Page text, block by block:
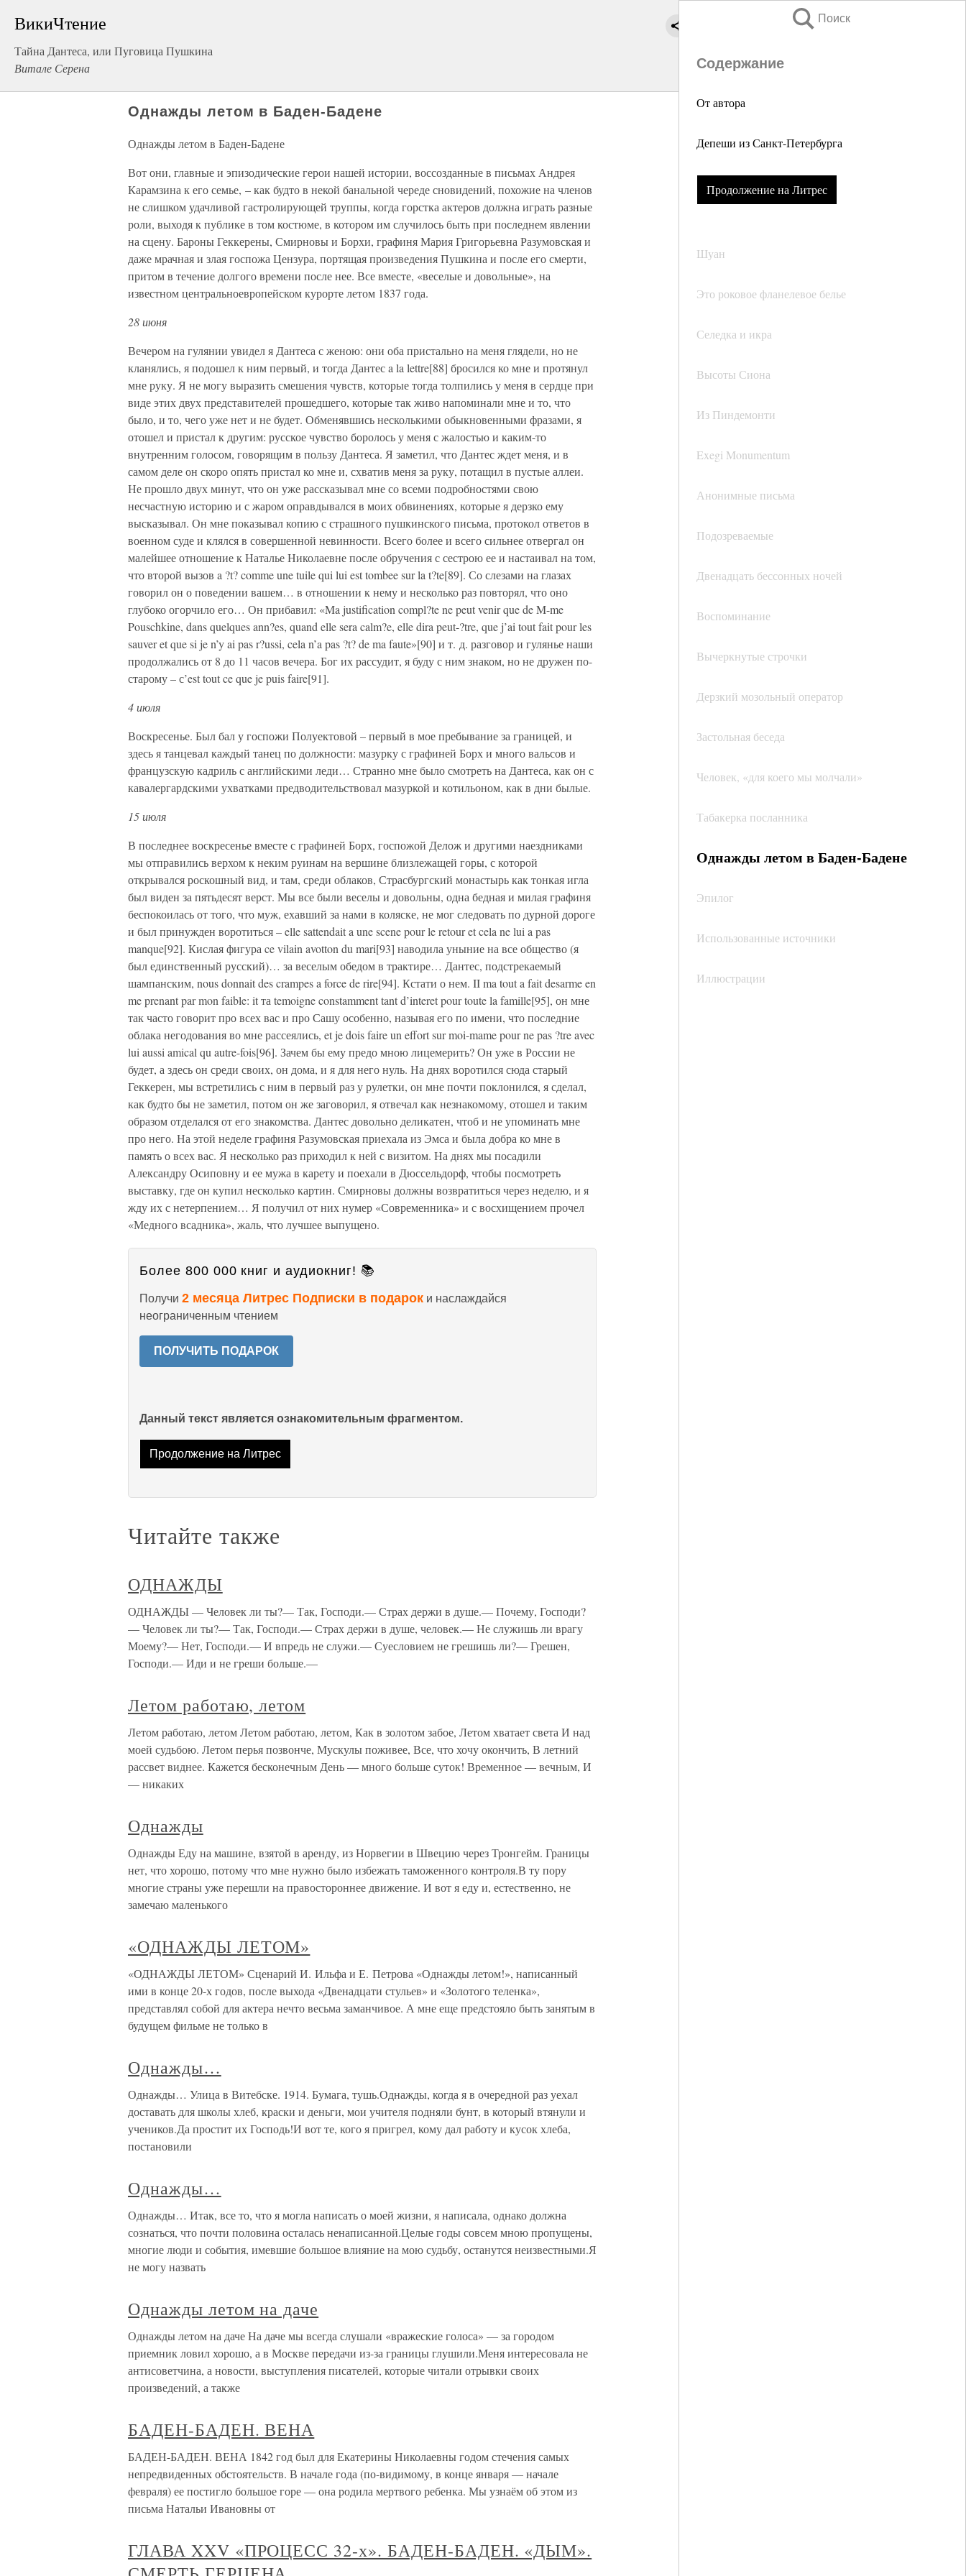
ВикиЧтение
Тайна Дантеса, или Пуговица Пушкина
Витале Серена
Поиск
Содержание
От автора
Депеши из Санкт-Петербурга
Продолжение на Литрес
Шуан
Это роковое фланелевое белье
Селедка и икра
Высоты Сиона
Из Пиндемонти
Exegi Monumentum
Анонимные письма
Подозреваемые
Двенадцать бессонных ночей
Воспоминание
Вычеркнутые строчки
Дерзкий мозольный оператор
Застольная беседа
Человек, «для коего мы молчали»
Табакерка посланника
Однажды летом в Баден-Бадене
Эпилог
Использованные источники
Иллюстрации
Однажды летом в Баден-Бадене
Однажды летом в Баден-Бадене
Вот они, главные и эпизодические герои нашей истории, воссозданные в письмах Андрея
Карамзина к его семье, – как будто в некой банальной череде сновидений, похожие на членов
не слишком удачливой гастролирующей труппы, когда горстка актеров должна играть разные
роли, выходя к публике в том костюме, в котором им случилось быть при последнем явлении
на сцену. Бароны Геккерены, Смирновы и Борхи, графиня Мария Григорьевна Разумовская и
даже мрачная и злая госпожа Цензура, портящая произведения Пушкина и после его смерти,
притом в течение долгого времени после нее. Все вместе, «веселые и довольные», на
известном центральноевропейском курорте летом 1837 года.
28 июня
Вечером на гулянии увидел я Дантеса с женою: они оба пристально на меня глядели, но не
кланялись, я подошел к ним первый, и тогда Дантес a la lettre[88] бросился ко мне и протянул
мне руку. Я не могу выразить смешения чувств, которые тогда толпились у меня в сердце при
виде этих двух представителей прошедшего, которые так живо напоминали мне и то, что
было, и то, чего уже нет и не будет. Обменявшись несколькими обыкновенными фразами, я
отошел и пристал к другим: русское чувство боролось у меня с жалостью и каким-то
внутренним голосом, говорящим в пользу Дантеса. Я заметил, что Дантес ждет меня, и в
самом деле он скоро опять пристал ко мне и, схватив меня за руку, потащил в пустые аллеи.
Не прошло двух минут, что он уже рассказывал мне со всеми подробностями свою
несчастную историю и с жаром оправдывался в моих обвинениях, которые я дерзко ему
высказывал. Он мне показывал копию с страшного пушкинского письма, протокол ответов в
военном суде и клялся в совершенной невинности. Всего более и всего сильнее отвергал он
малейшее отношение к Наталье Николаевне после обручения с сестрою ее и настаивал на том,
что второй вызов a ?t? comme une tuile qui lui est tombee sur la t?te[89]. Со слезами на глазах
говорил он о поведении вашем… в отношении к нему и несколько раз повторял, что оно
глубоко огорчило его… Он прибавил: «Ma justification compl?te ne peut venir que de M-me
Pouschkine, dans quelques ann?es, quand elle sera calm?e, elle dira peut-?tre, que j’ai tout fait pour les
sauver et que si je n’y ai pas r?ussi, cela n’a pas ?t? de ma faute»[90] и т. д. разговор и гулянье наши
продолжались от 8 до 11 часов вечера. Бог их рассудит, я буду с ним знаком, но не дружен по-
старому – с’est tout ce que je puis faire[91].
4 июля
Воскресенье. Был бал у госпожи Полуектовой – первый в мое пребывание за границей, и
здесь я танцевал каждый танец по должности: мазурку с графиней Борх и много вальсов и
французскую кадриль с английскими леди… Странно мне было смотреть на Дантеса, как он с
кавалергардскими ухватками предводительствовал мазуркой и котильоном, как в дни былые.
15 июля
В последнее воскресенье вместе с графиней Борх, госпожой Делож и другими наездниками
мы отправились верхом к неким руинам на вершине близлежащей горы, с которой
открывался роскошный вид, и там, среди облаков, Страсбургский монастырь как тонкая игла
был виден за пятьдесят верст. Мы все были веселы и довольны, одна бедная и милая графиня
беспокоилась от того, что муж, ехавший за нами в коляске, не мог следовать по дурной дороге
и был принужден воротиться – elle sattendait a une scene pour le retour et cela ne lui a pas
manque[92]. Кислая фигура ce vilain avotton du mari[93] наводила уныние на все общество (я
был единственный русский)… за веселым обедом в трактире… Дантес, подстрекаемый
шампанским, nous donnait des crampes a force de rire[94]. Кстати о нем. II ma tout a fait desarme en
me prenant par mon faible: it та temoigne constamment tant d’interet pour toute la famille[95], он мне
так часто говорит про всех вас и про Сашу особенно, называя его по имени, что последние
облака негодования во мне рассеялись, et je dois faire un effort sur moi-mame pour ne pas ?tre avec
lui aussi amical qu autre-fois[96]. Зачем бы ему предо мною лицемерить? Он уже в России не
будет, а здесь он среди своих, он дома, и я для него нуль. На днях воротился сюда старый
Геккерен, мы встретились с ним в первый раз у рулетки, он мне почти поклонился, я сделал,
как будто бы не заметил, потом он же заговорил, я отвечал как незнакомому, отошел и таким
образом отделался от его знакомства. Дантес довольно деликатен, чтоб и не упоминать мне
про него. На этой неделе графиня Разумовская приехала из Эмса и была добра ко мне в
память о всех вас. Я несколько раз приходил к ней с визитом. На днях мы посадили
Александру Осиповну и ее мужа в карету и поехали в Дюссельдорф, чтобы посмотреть
выставку, где он купил несколько картин. Смирновы должны возвратиться через неделю, и я
жду их с нетерпением… Я получил от них нумер «Современника» и с восхищением прочел
«Медного всадника», жаль, что лучшее выпущено.
Более 800 000 книг и аудиокниг! 📚
Получи 2 месяца Литрес Подписки в подарок и наслаждайся
неограниченным чтением
ПОЛУЧИТЬ ПОДАРОК
Данный текст является ознакомительным фрагментом.
Продолжение на Литрес
Читайте также
ОДНАЖДЫ
ОДНАЖДЫ — Человек ли ты?— Так, Господи.— Страх держи в душе.— Почему, Господи?
— Человек ли ты?— Так, Господи.— Страх держи в душе, человек.— Не служишь ли врагу
Моему?— Нет, Господи.— И впредь не служи.— Суесловием не грешишь ли?— Грешен,
Господи.— Иди и не греши больше.—
Летом работаю, летом
Летом работаю, летом Летом работаю, летом, Как в золотом забое, Летом хватает света И над
моей судьбою. Летом перья позвонче, Мускулы поживее, Все, что хочу окончить, В летний
рассвет виднее. Кажется бесконечным День — много больше суток! Временное — вечным, И
— никаких
Однажды
Однажды Еду на машине, взятой в аренду, из Норвегии в Швецию через Тронгейм. Границы
нет, что хорошо, потому что мне нужно было избежать таможенного контроля.В ту пору
многие страны уже перешли на правостороннее движение. И вот я еду и, естественно, не
замечаю маленького
«ОДНАЖДЫ ЛЕТОМ»
«ОДНАЖДЫ ЛЕТОМ» Сценарий И. Ильфа и Е. Петрова «Однажды летом!», написанный
ими в конце 20-х годов, после выхода «Двенадцати стульев» и «Золотого теленка»,
представлял собой для актера нечто весьма заманчивое. А мне еще предстояло быть занятым в
будущем фильме не только в
Однажды…
Однажды… Улица в Витебске. 1914. Бумага, тушь.Однажды, когда я в очередной раз уехал
доставать для школы хлеб, краски и деньги, мои учителя подняли бунт, в который втянули и
учеников.Да простит их Господь!И вот те, кого я пригрел, кому дал работу и кусок хлеба,
постановили
Однажды…
Однажды… Итак, все то, что я могла написать о моей жизни, я написала, однако должна
сознаться, что почти половина осталась ненаписанной.Целые годы совсем мною пропущены,
многие люди и события, имевшие большое влияние на мою судьбу, останутся неизвестными.Я
не могу назвать
Однажды летом на даче
Однажды летом на даче На даче мы всегда слушали «вражеские голоса» — за городом
приемник ловил хорошо, а в Москве передачи из-за границы глушили.Меня интересовала не
антисоветчина, а новости, выступления писателей, которые читали отрывки своих
произведений, а также
БАДЕН-БАДЕН. ВЕНА
БАДЕН-БАДЕН. ВЕНА 1842 год был для Екатерины Николаевны годом стече­ния самых
непредвиденных обстоятельств. В начале года (по-видимому, в конце января — начале
февраля) ее постиг­ло большое горе — она родила мертвого ребенка. Мы узнаём об этом из
письма Натальи Ивановны от
ГЛАВА XXV «ПРОЦЕСС 32-х». БАДЕН-БАДЕН. «ДЫМ».